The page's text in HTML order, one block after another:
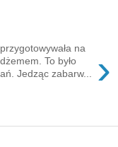
›
na
To było
Jedząc zabarw...